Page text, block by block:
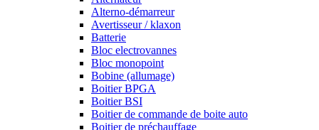
Alterno-démarreur
Avertisseur / klaxon
Batterie
Bloc electrovannes
Bloc monopoint
Bobine (allumage)
Boitier BPGA
Boitier BSI
Boitier de commande de boite auto
Boitier de préchauffage